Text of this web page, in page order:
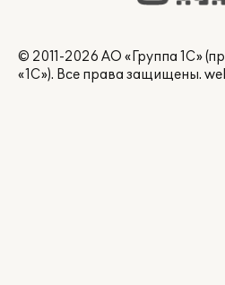
© 2011-2026 АО «Группа 1С»
«1С»). Все права защищены.